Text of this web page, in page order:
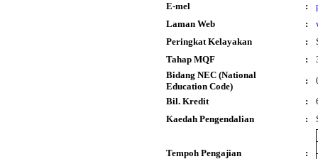
E-mel
:
Laman Web
:
Peringkat Kelayakan
:
Tahap MQF
:
Bidang NEC (National
Education Code)
:
Bil. Kredit
:
Kaedah Pengendalian
:
Tempoh Pengajian :